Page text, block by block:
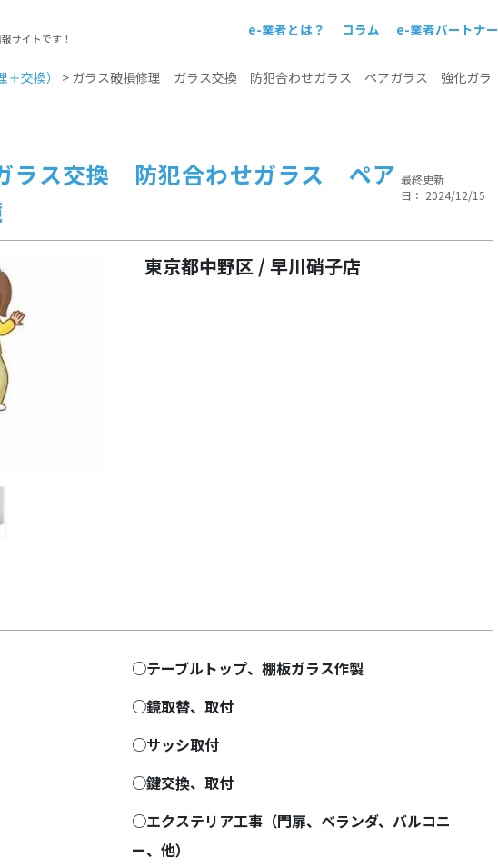
サイトです！
e-業者とは？ コラム e-業者パートナー
交換） > ガラス破損修理 ガラス交換 防犯合わせガラス ペアガラス 強化ガラ
ラス交換 防犯合わせガラス ペア 最終更新
日： 2024/12/15
東京都中野区 / 早川硝子店
○テーブルトップ、棚板ガラス作製
○鏡取替、取付
○サッシ取付
○鍵交換、取付
○エクステリア工事（門扉、ベランダ、バルコニ
ー、他）